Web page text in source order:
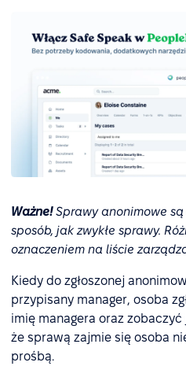
Ważne! Sprawy anonimowe
sposób, jak zwykłe sprawy.
oznaczeniem na liście
Kiedy do zgłoszonej
przypisany manager, osoba
imię managera oraz
że sprawą zajmie się osoba
prośbą.